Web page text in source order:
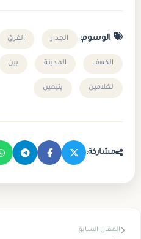
الوسوم: الجدار الفرق
الكهف المدينة بين
لغلامين يتيمين
مشاركة:
المقال السابق